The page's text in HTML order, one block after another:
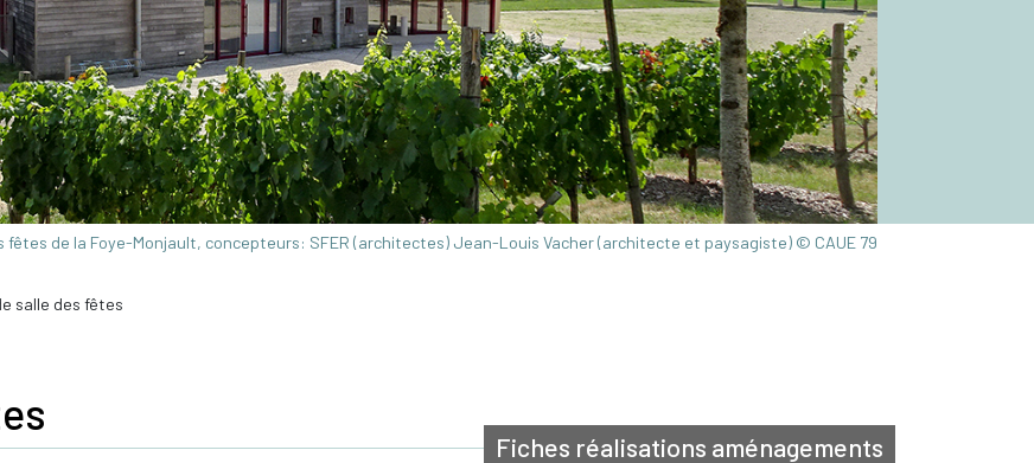
fêtes de la Foye-Monjault, concepteurs: SFER (architectes) Jean-Louis Vacher (architecte et paysagiste) © CAUE 79
salle des fêtes
Fiches réalisations aménagements